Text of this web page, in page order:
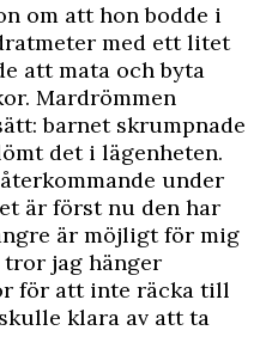
om att hon bodde i
med ett litet
att mata och byta
Mardrömmen
barnet skrumpnade
det i lägenheten.
under
är först nu den har
är möjligt för mig
tror jag hänger
för att inte räcka till
klara av att ta